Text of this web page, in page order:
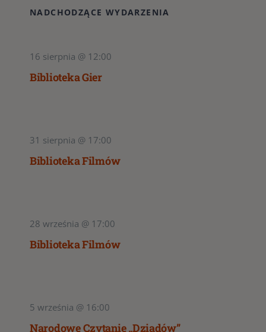
NADCHODZĄCE WYDARZENIA
16 sierpnia @ 12:00
Biblioteka Gier
31 sierpnia @ 17:00
Biblioteka Filmów
28 września @ 17:00
Biblioteka Filmów
5 września @ 16:00
Narodowe Czytanie „Dziadów”